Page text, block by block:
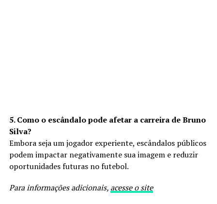
5. Como o escândalo pode afetar a carreira de Bruno
Silva?
Embora seja um jogador experiente, escândalos públicos
podem impactar negativamente sua imagem e reduzir
oportunidades futuras no futebol.
Para informações adicionais, acesse o site